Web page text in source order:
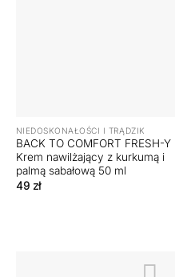
NIEDOSKONAŁOŚCI I TRĄDZIK
BACK TO COMFORT FRESH-Y
Krem nawilżający z kurkumą i
palmą sabałową 50 ml
49 zł